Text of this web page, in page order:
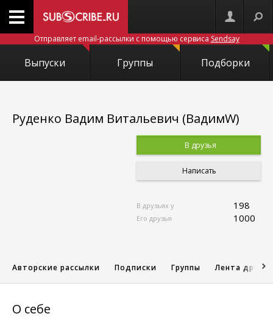
Отправляет email-рассылки с помощью сервиса Sendsay
Выпуски Группы Подборки
Руденко Вадим Витальевич (ВадимW)
В друзья
Написать
В друзьях у 198
Его друзья 1000
Авторские рассылки Подписки Группы Лента друзей
О себе